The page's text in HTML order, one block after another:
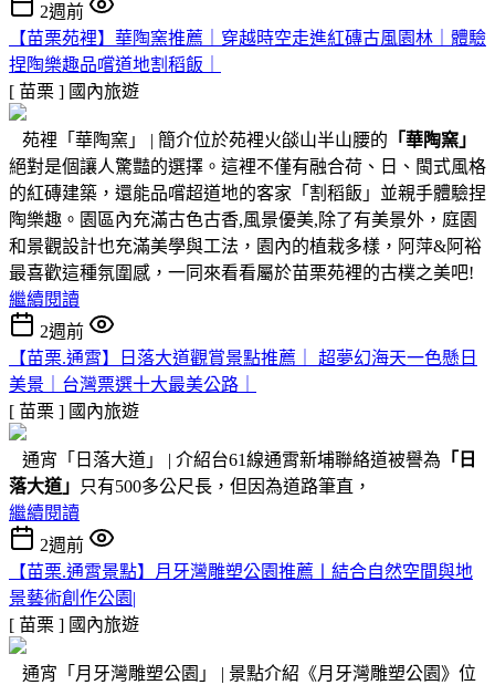
2週前
【苗栗苑裡】華陶窯推薦｜穿越時空走進紅磚古風園林｜體驗
捏陶樂趣品嚐道地割稻飯｜
[ 苗栗 ] 國內旅遊
苑裡「華陶窯」 | 簡介位於苑裡火燄山半山腰的 「華陶窯」
絕對是個讓人驚豔的選擇。這裡不僅有融合荷、日、閩式風格
的紅磚建築，還能品嚐超道地的客家「割稻飯」並親手體驗捏
陶樂趣。園區內充滿古色古香,風景優美,除了有美景外，庭園
和景觀設計也充滿美學與工法，園內的植栽多樣，阿萍&阿裕
最喜歡這種氛圍感，一同來看看屬於苗栗苑裡的古樸之美吧!
繼續閱讀
2週前
【苗栗.通霄】日落大道觀賞景點推薦｜ 超夢幻海天一色懸日
美景｜台灣票選十大最美公路｜
[ 苗栗 ] 國內旅遊
通宵「日落大道」 | 介紹台61線通霄新埔聯絡道被譽為 「日
落大道」
只有500多公尺長，但因為道路筆直，
繼續閱讀
2週前
【苗栗.通霄景點】月牙灣雕塑公園推薦〡結合自然空間與地
景藝術創作公園|
[ 苗栗 ] 國內旅遊
通宵「月牙灣雕塑公園」 | 景點介紹《月牙灣雕塑公園》位